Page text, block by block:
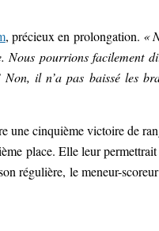
, précieux en prolongation. «
pourrions facilement
Non, il n’a pas baissé les
une cinquième victoire de
place. Elle leur
régulière, le meneur-